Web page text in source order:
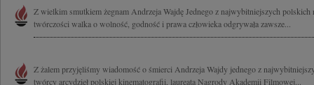
Z wielkim smutkiem żegnam Andrzeja Wajdę Jednego z najwybitniejszych
twórczości walka o wolność, godność i prawa człowieka odgrywała zawsze...
Z żalem przyjęliśmy wiadomość o śmierci Andrzeja Wajdy jednego z
twórcy arcydzieł polskiej kinematografii, laureata Nagrody Akademii Filmowej...